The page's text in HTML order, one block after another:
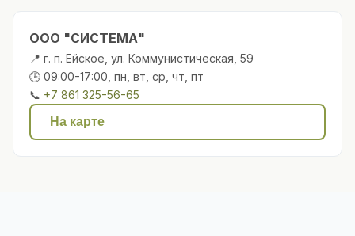
ООО "СИСТЕМА"
📍 г. п. Ейское, ул. Коммунистическая, 59
🕒 09:00-17:00, пн, вт, ср, чт, пт
📞 +7 861 325-56-65
На карте